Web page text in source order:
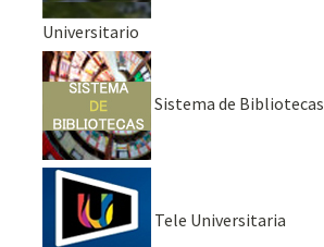
Universitario
Sistema de Bibliotecas
Tele Universitaria